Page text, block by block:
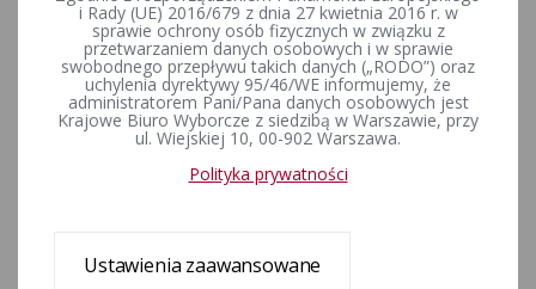
Chcesz zobaczyć przygotowania do startu Studia
Wyborczego PKW? Zajrzyj za kulisy!Zapraszamy do
obejrzenia materiału MAKING OF.
i Rady (UE) 2016/679 z dnia 27 kwietnia 2016 r. w
sprawie ochrony osób fizycznych w związku z
przetwarzaniem danych osobowych i w sprawie
swobodnego przepływu takich danych („RODO”) oraz
uchylenia dyrektywy 95/46/WE informujemy, że
administratorem Pani/Pana danych osobowych jest
Krajowe Biuro Wyborcze z siedzibą w Warszawie, przy
ul. Wiejskiej 10, 00-902 Warszawa.
Polityka prywatności
Ustawienia zaawansowane